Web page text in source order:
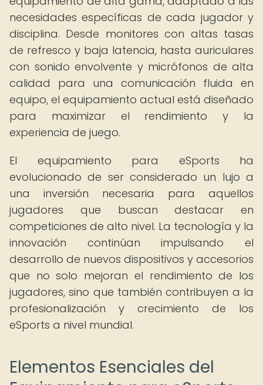
necesidades específicas de cada jugador y
disciplina. Desde monitores con altas tasas
de refresco y baja latencia, hasta auriculares
con sonido envolvente y micrófonos de alta
calidad para una comunicación fluida en
equipo, el equipamiento actual está diseñado
para maximizar el rendimiento y la
experiencia de juego.
El equipamiento para eSports ha
evolucionado de ser considerado un lujo a
una inversión necesaria para aquellos
jugadores que buscan destacar en
competiciones de alto nivel. La tecnología y la
innovación continúan impulsando el
desarrollo de nuevos dispositivos y accesorios
que no solo mejoran el rendimiento de los
jugadores, sino que también contribuyen a la
profesionalización y crecimiento de los
eSports a nivel mundial.
Elementos Esenciales del